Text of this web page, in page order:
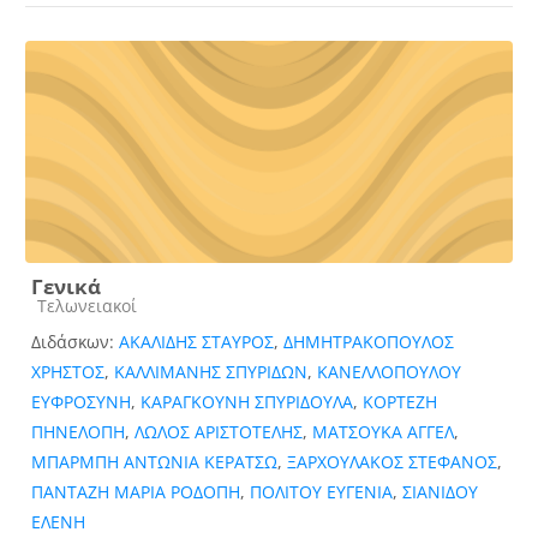
Γενικά
Κατηγορία μαθήματος
Τελωνειακοί
Διδάσκων: ΑΚΑΛΙΔΗΣ ΣΤΑΥΡΟΣ, ΔΗΜΗΤΡΑΚΟΠΟΥΛΟΣ
ΧΡΗΣΤΟΣ, ΚΑΛΛΙΜΑΝΗΣ ΣΠΥΡΙΔΩΝ, ΚΑΝΕΛΛΟΠΟΥΛΟΥ
ΕΥΦΡΟΣΥΝΗ, ΚΑΡΑΓΚΟΥΝΗ ΣΠΥΡΙΔΟΥΛΑ, ΚΟΡΤΕΖΗ
ΠΗΝΕΛΟΠΗ, ΛΩΛΟΣ ΑΡΙΣΤΟΤΕΛΗΣ, ΜΑΤΣΟΥΚΑ ΑΓΓΕΛ,
ΜΠΑΡΜΠΗ ΑΝΤΩΝΙΑ ΚΕΡΑΤΣΩ, ΞΑΡΧΟΥΛΑΚΟΣ ΣΤΕΦΑΝΟΣ,
ΠΑΝΤΑΖΗ ΜΑΡΙΑ ΡΟΔΟΠΗ, ΠΟΛΙΤΟΥ ΕΥΓΕΝΙΑ, ΣΙΑΝΙΔΟΥ
ΕΛΕΝΗ